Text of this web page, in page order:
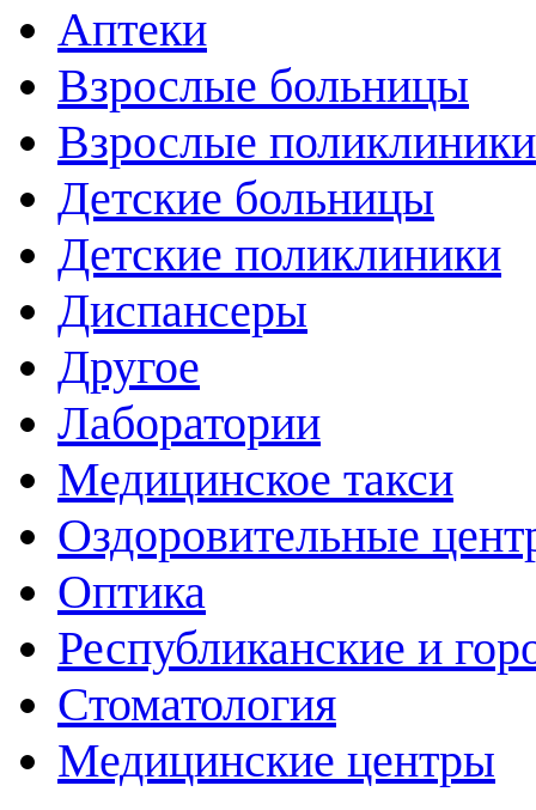
Аптеки
Взрослые больницы
Взрослые поликлиники
Детские больницы
Детские поликлиники
Диспансеры
Другое
Лаборатории
Медицинское такси
Оздоровительные
Оптика
Республиканские и
Стоматология
Медицинские центры